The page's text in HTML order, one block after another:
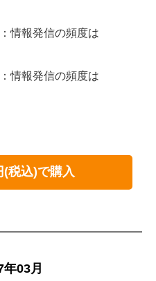
情報発信の頻度は
情報発信の頻度は
(税込)で購入
03月